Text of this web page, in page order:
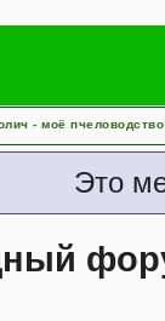
- моё пчеловодство
Это